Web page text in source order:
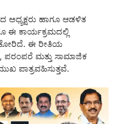
ಅಧ್ಯಕ್ಷರು ಹಾಗೂ ಆಡಳಿತ
ಈ ಕಾರ್ಯಕ್ರಮದಲ್ಲಿ
ಕೋರಿದೆ.‌ ಈ ರೀತಿಯ
ಪರಂಪರೆ ಮತ್ತು ಸಾಮಾಜಿಕ
ಪಾತ್ರವಹಿಸುತ್ತವೆ.